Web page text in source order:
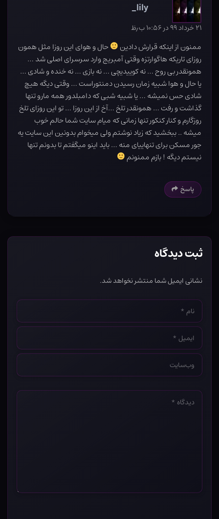
lily_
۲۱ خرداد ۹۹ در ۱۰:۵۶ ب٫ظ
ممنون از اینکه قرارش دادین
حال و هوای این روزا مثل همون
روزای تاریکه هاگوارتزه وقتی آمبریج وارد سرسرای اصلی شد …
همونقدر بی روح … نه کوییدیچی … نه بازی … نه خنده و شادی …
یا حال و هوا شبیه زمان رسیدن دمنتوراست … وقتی دیگه هیچ
شادی حس نمیشه … یا شبیه شبی که دامبلدور همه مارو تنها
گذاشت و رفت … همونقدر تلخ …آخ از این روزا … تو این روزای تلخ
روزگارم و کنار کنکور تنها زمانی که میام سایت شما حالم خوب
میشه .. ببخشید که زیاد نوشتم ولی میخوام بدونین این سایت یه
جور مسکن برای تنهاییای منه … باید اینو میگفتم تا بدونم تنها
نیستم دیگه ! بازم ممنونم
پاسخ
ثبت دیدگاه
نشانی ایمیل شما منتشر نخواهد شد.
نام
*
ایمیل
*
وب‌سایت
*
دیدگاه